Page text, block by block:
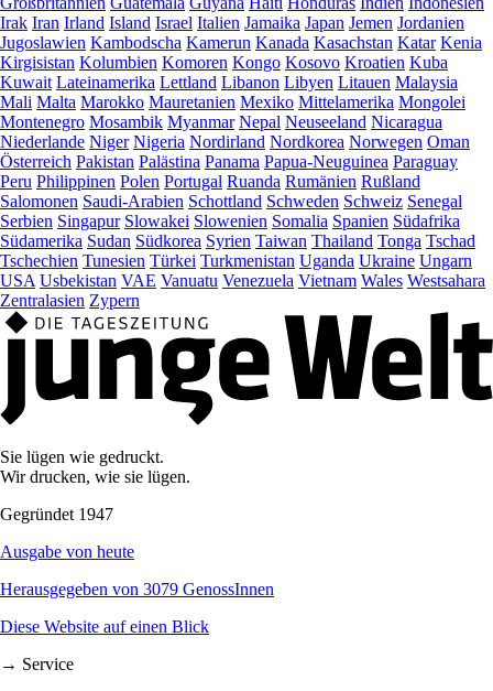
Irak Iran Irland Island Israel Italien Jamaika Japan Jemen Jordanien
Jugoslawien Kambodscha Kamerun Kanada Kasachstan Katar Kenia
Kirgisistan Kolumbien Komoren Kongo Kosovo Kroatien Kuba
Kuwait Lateinamerika Lettland Libanon Libyen Litauen Malaysia
Mali Malta Marokko Mauretanien Mexiko Mittelamerika Mongolei
Montenegro Mosambik Myanmar Nepal Neuseeland Nicaragua
Niederlande Niger Nigeria Nordirland Nordkorea Norwegen Oman
Österreich Pakistan Palästina Panama Papua-Neuguinea Paraguay
Peru Philippinen Polen Portugal Ruanda Rumänien Rußland
Salomonen Saudi-Arabien Schottland Schweden Schweiz Senegal
Serbien Singapur Slowakei Slowenien Somalia Spanien Südafrika
Südamerika Sudan Südkorea Syrien Taiwan Thailand Tonga Tschad
Tschechien Tunesien Türkei Turkmenistan Uganda Ukraine Ungarn
USA Usbekistan VAE Vanuatu Venezuela Vietnam Wales Westsahara
Zentralasien Zypern
Sie lügen wie gedruckt.
Wir drucken, wie sie lügen.
Gegründet 1947
Ausgabe von heute
Herausgegeben von 3079 GenossInnen
Diese Website auf einen Blick
→ Service